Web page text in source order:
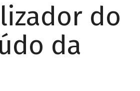
do
da